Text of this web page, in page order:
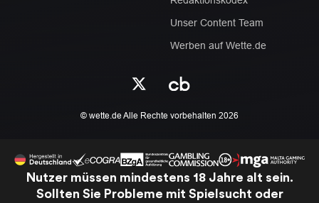
Unser Content Team
Werben auf Wette.de
© wette.de Alle Rechte vorbehalten 2026
Nutzer müssen mindestens 18 Jahre alt sein.
Sollten Sie Probleme mit Spielsucht oder